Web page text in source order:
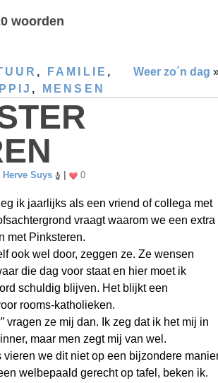
woorden
Weer zo´n dag
, FAMILIE ,
, MENSEN
Herve Suys 0
ik jaarlijks als een vriend of collega met
vraagt waarom we een extra
met Pinksteren.
ook wel door, zeggen ze. Ze wensen
die dag voor staat en hier moet ik
schuldig blijven. Het blijkt een
rooms-katholieken.
vragen ze mij dan. Ik zeg dat ik het mij in
maar men zegt mij van wel.
vieren we dit niet op een bijzondere
welbepaald gerecht op tafel, beken ik.